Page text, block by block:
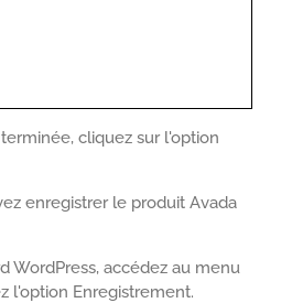
cliquez sur l'option
enregistrer le produit Avada
WordPress, accédez au menu
l'option Enregistrement.